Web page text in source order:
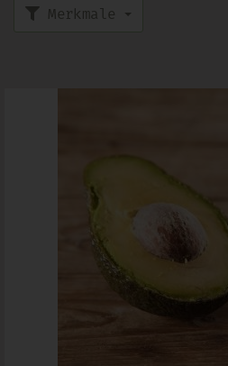
Merkmale